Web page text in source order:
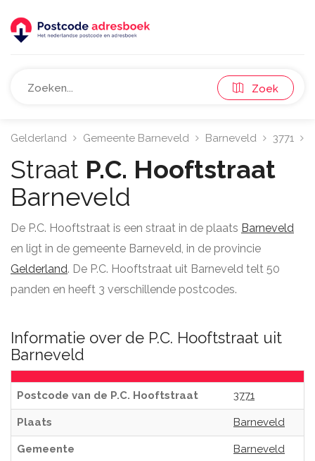
Zoek
Gelderland Gemeente Barneveld Barneveld 3771
Straat P.C. Hooftstraat
Barneveld
De P.C. Hooftstraat is een straat in de plaats Barneveld
en ligt in de gemeente Barneveld, in de provincie
Gelderland. De P.C. Hooftstraat uit Barneveld telt 50
panden en heeft 3 verschillende postcodes.
Informatie over de P.C. Hooftstraat uit
Barneveld
Postcode van de P.C. Hooftstraat 3771
Plaats Barneveld
Gemeente Barneveld